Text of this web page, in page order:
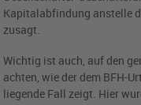
Kapitalabfindung anstelle
zusagt.
Wichtig ist auch, auf den
achten, wie der dem BFH-
liegende Fall zeigt. Hier